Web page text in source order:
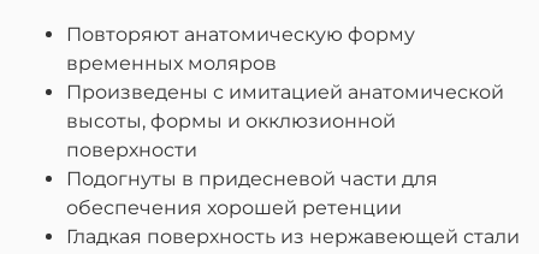
Повторяют анатомическую форму
временных моляров
Произведены с имитацией анатомической
высоты, формы и окклюзионной
поверхности
Подогнуты в придесневой части для
обеспечения хорошей ретенции
Гладкая поверхность из нержавеющей стали